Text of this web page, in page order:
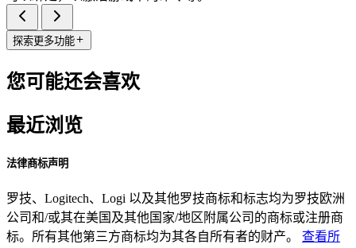
探索更多功能
您可能还会喜欢
最近浏览
法律商标声明
罗技、Logitech、Logi 以及其他罗技商标和标志均为罗技欧洲
公司和/或其在美国及其他国家/地区附属公司的商标或注册商
标。所有其他第三方商标均为其各自所有者的财产。 查看所